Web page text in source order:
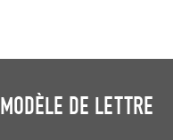
MODÈLE DE LETTRE